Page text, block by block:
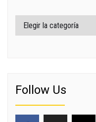
Categorías
Follow Us